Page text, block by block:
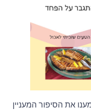
את הסיפור המעניין